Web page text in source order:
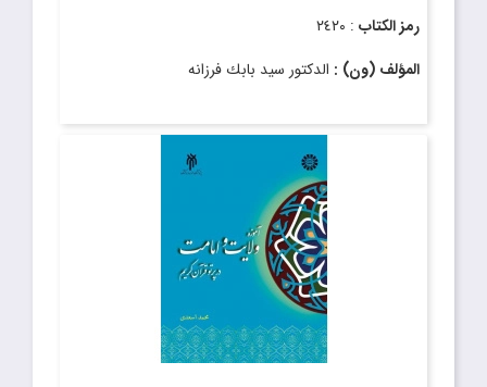
رمز الكتاب : ٢٤٢٠
المؤلف (ون) : الدكتور سيد بابك فرزانه